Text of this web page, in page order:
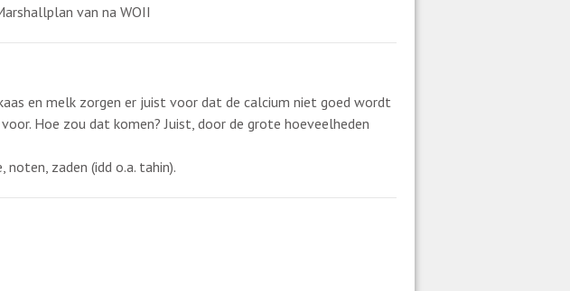
van na WOII
en melk zorgen er juist voor dat de calcium niet goed wordt
Hoe zou dat komen? Juist, door de grote hoeveelheden
zaden (idd o.a. tahin).